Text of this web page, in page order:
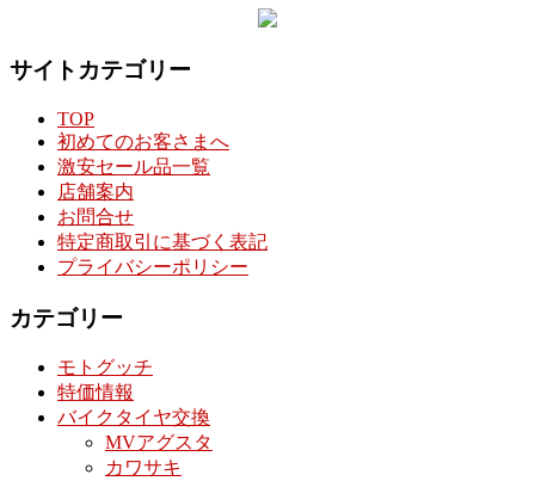
サイトカテゴリー
TOP
初めてのお客さまへ
激安セール品一覧
店舗案内
お問合せ
特定商取引に基づく表記
プライバシーポリシー
カテゴリー
モトグッチ
特価情報
バイクタイヤ交換
MVアグスタ
カワサキ